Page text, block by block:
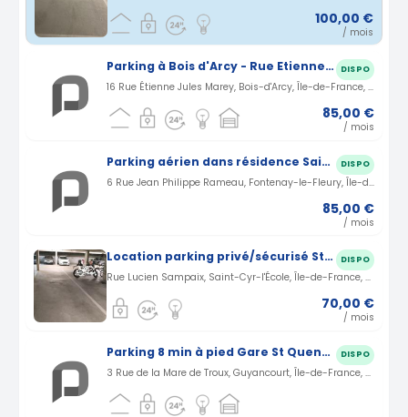
100,00 €
/ mois
Parking à Bois d'Arcy - Rue Etienne Jules Marey DISPO
16 Rue Étienne Jules Marey, Bois-d'Arcy, Île-de-France, France · 1.26 km
85,00 €
/ mois
Parking aérien dans résidence Saint-Cyr à Fontenay Le Fleury DISPO
6 Rue Jean Philippe Rameau, Fontenay-le-Fleury, Île-de-France, France · 2.48 km
85,00 €
/ mois
Location parking privé/sécurisé St-Cyr-l’Ecole DISPO
Rue Lucien Sampaix, Saint-Cyr-l'École, Île-de-France, France · 3.22 km
70,00 €
/ mois
Parking 8 min à pied Gare St Quentin en Yvelines (RER C, ligne U & N) DISPO
3 Rue de la Mare de Troux, Guyancourt, Île-de-France, France · 3.78 km